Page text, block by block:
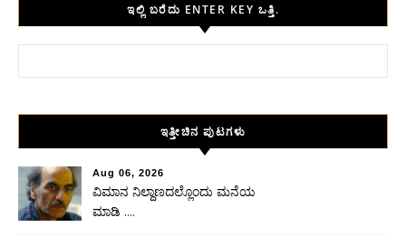
ಇಲ್ಲಿ ಬರೆದು ENTER KEY ಒತ್ತಿ.
ಇತ್ತೀಚಿನ ಪುಟಗಳು
Aug 06, 2026
ವಿಮಾನ ನಿಲ್ದಾಣದಲ್ಲೊಂದು ಮನೆಯ
ಮಾಡಿ ….